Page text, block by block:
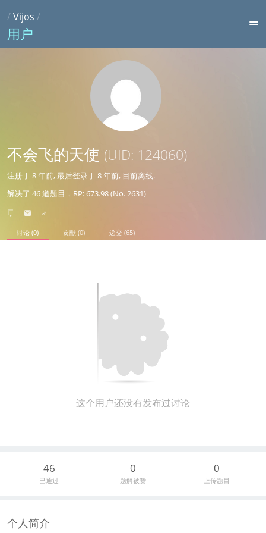
/Vijos /
用户
不会飞的天使 (UID: 124060)
注册于8 年前, 最后登录于8 年前, 目前离线.
解决了 46 道题目，RP: 673.98 (No. 2631)
♂
讨论 (0) 贡献 (0) 递交 (65)
这个用户还没有发布过讨论
46
已通过
0
题解被赞
0
上传题目
个人简介